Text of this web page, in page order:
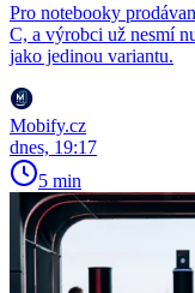
Pro notebooky
C, a výrobci už nesmí
jako jedinou variantu.
Mobify.cz
dnes, 19:17
5 min